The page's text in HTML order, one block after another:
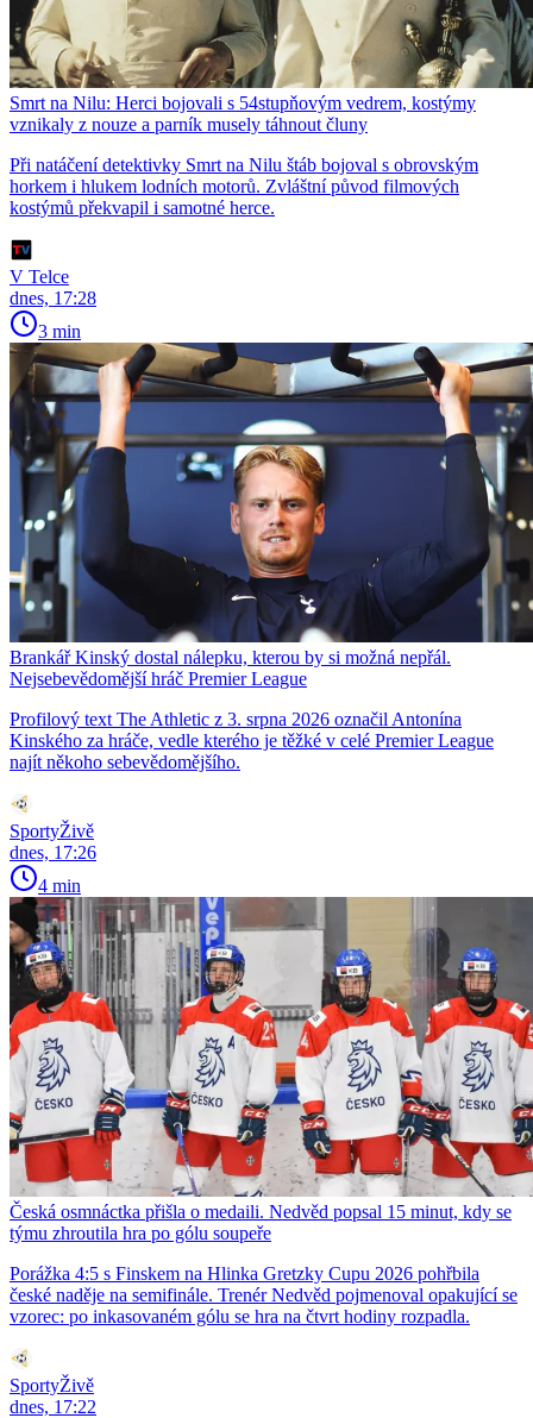
Smrt na Nilu: Herci bojovali s 54stupňovým vedrem, kostýmy
vznikaly z nouze a parník musely táhnout čluny
Při natáčení detektivky Smrt na Nilu štáb bojoval s obrovským
horkem i hlukem lodních motorů. Zvláštní původ filmových
kostýmů překvapil i samotné herce.
V Telce
dnes, 17:28
3 min
Brankář Kinský dostal nálepku, kterou by si možná nepřál.
Nejsebevědomější hráč Premier League
Profilový text The Athletic z 3. srpna 2026 označil Antonína
Kinského za hráče, vedle kterého je těžké v celé Premier League
najít někoho sebevědomějšího.
SportyŽivě
dnes, 17:26
4 min
Česká osmnáctka přišla o medaili. Nedvěd popsal 15 minut, kdy se
týmu zhroutila hra po gólu soupeře
Porážka 4:5 s Finskem na Hlinka Gretzky Cupu 2026 pohřbila
české naděje na semifinále. Trenér Nedvěd pojmenoval opakující se
vzorec: po inkasovaném gólu se hra na čtvrt hodiny rozpadla.
SportyŽivě
dnes, 17:22